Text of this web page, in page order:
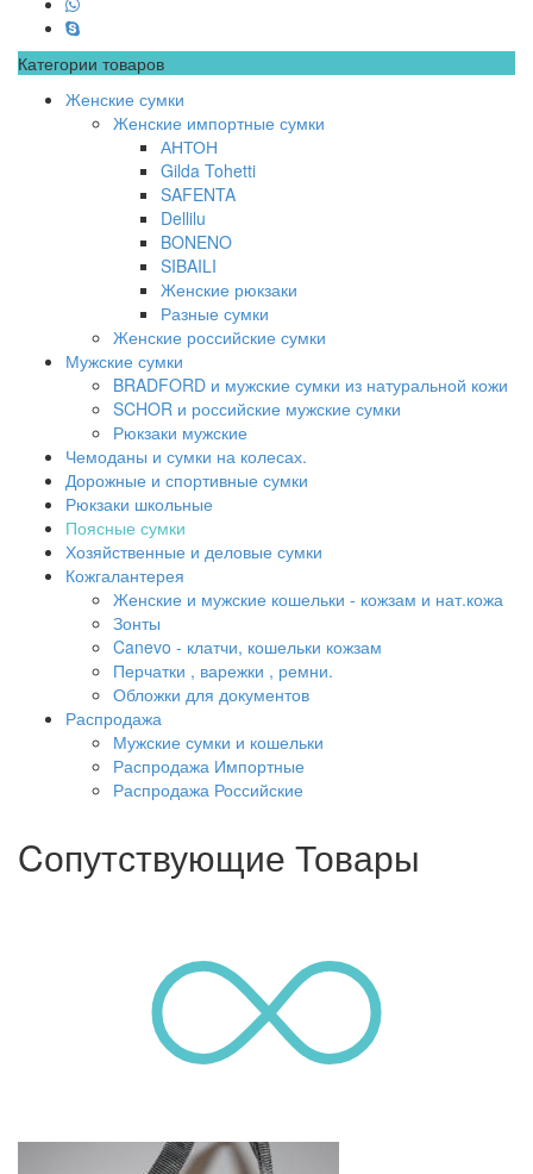
Категории товаров
Женские сумки
Женские импортные сумки
АНТОН
Gilda Tohetti
SAFENTA
Dellilu
BONENO
SIBAILI
Женские рюкзаки
Разные сумки
Женские российские сумки
Мужские сумки
BRADFORD и мужские сумки из натуральной кожи
SCHOR и российские мужские сумки
Рюкзаки мужские
Чемоданы и сумки на колесах.
Дорожные и спортивные сумки
Рюкзаки школьные
Поясные сумки
Хозяйственные и деловые сумки
Кожгалантерея
Женские и мужские кошельки - кожзам и нат.кожа
Зонты
Canevo - клатчи, кошельки кожзам
Перчатки , варежки , ремни.
Обложки для документов
Распродажа
Мужские сумки и кошельки
Распродажа Импортные
Распродажа Российские
Cопутствующие Товары